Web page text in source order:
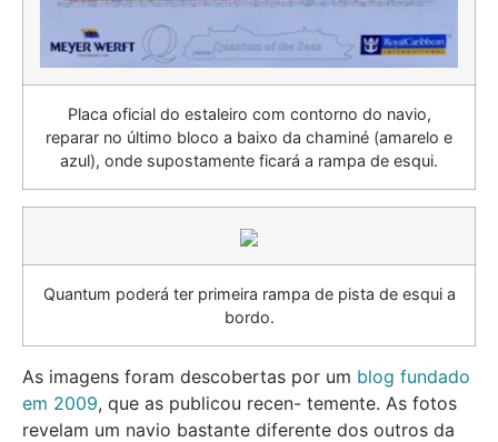
Placa oficial do estaleiro com contorno do navio,
reparar no último bloco a baixo da chaminé (amarelo e
azul), onde supostamente ficará a rampa de esqui.
Quantum poderá ter primeira rampa de pista de esqui a
bordo.
As imagens foram descobertas por um blog fundado
em 2009, que as publicou recen- temente. As fotos
revelam um navio bastante diferente dos outros da